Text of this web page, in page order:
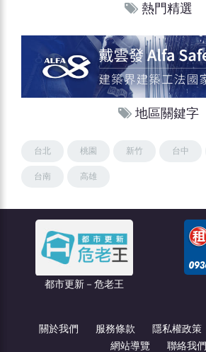
熱門精選
地區關鍵字
台北 桃園 新竹 台中
台南 高雄
聯億廣告
關於我們 服務條款 隱私權政策
網站導覽
聯絡我們